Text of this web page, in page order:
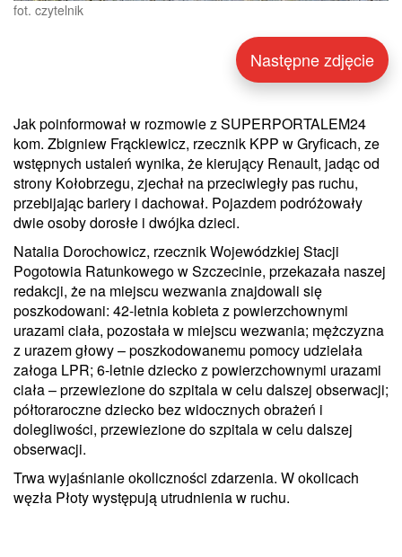
fot. czytelnik
Następne zdjęcie
Jak poinformował w rozmowie z SUPERPORTALEM24
kom. Zbigniew Frąckiewicz, rzecznik KPP w Gryficach, ze
wstępnych ustaleń wynika, że kierujący Renault, jadąc od
strony Kołobrzegu, zjechał na przeciwległy pas ruchu,
przebijając bariery i dachował. Pojazdem podróżowały
dwie osoby dorosłe i dwójka dzieci.
Natalia Dorochowicz, rzecznik Wojewódzkiej Stacji
Pogotowia Ratunkowego w Szczecinie, przekazała naszej
redakcji, że na miejscu wezwania znajdowali się
poszkodowani: 42-letnia kobieta z powierzchownymi
urazami ciała, pozostała w miejscu wezwania; mężczyzna
z urazem głowy – poszkodowanemu pomocy udzielała
załoga LPR; 6-letnie dziecko z powierzchownymi urazami
ciała – przewiezione do szpitala w celu dalszej obserwacji;
półtoraroczne dziecko bez widocznych obrażeń i
dolegliwości, przewiezione do szpitala w celu dalszej
obserwacji.
Trwa wyjaśnianie okoliczności zdarzenia. W okolicach
węzła Płoty występują utrudnienia w ruchu.